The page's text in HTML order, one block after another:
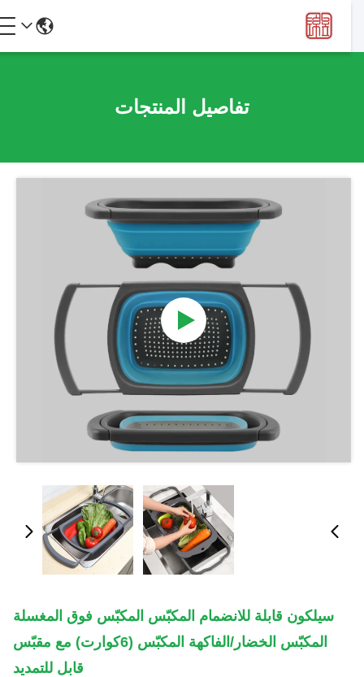
تفاصيل المنتجات
سيلكون قابلة للانضمام المكبّس المكبّس فوق المغسلة
المكبّس الخضار/الفاكهة المكبّس (6كوارت) مع مقبّس
قابل للتمديد